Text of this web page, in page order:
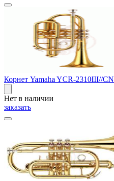
Корнет Yamaha YCR-2310III//CN
Нет в наличии
заказать